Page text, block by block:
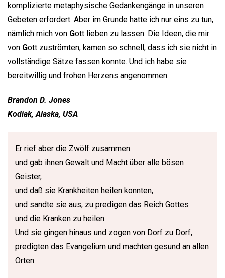
komplizierte metaphysische Gedankengänge in unseren
Gebeten erfordert. Aber im Grunde hatte ich nur eins zu tun,
nämlich mich von Gott lieben zu lassen. Die Ideen, die mir
von Gott zuströmten, kamen so schnell, dass ich sie nicht in
vollständige Sätze fassen konnte. Und ich habe sie
bereitwillig und frohen Herzens angenommen.
Brandon D. Jones
Kodiak, Alaska, USA
Er rief aber die Zwölf zusammen
und gab ihnen Gewalt und Macht über alle bösen
Geister,
und daß sie Krankheiten heilen konnten,
und sandte sie aus, zu predigen das Reich Gottes
und die Kranken zu heilen.
Und sie gingen hinaus und zogen von Dorf zu Dorf,
predigten das Evangelium und machten gesund an allen
Orten.